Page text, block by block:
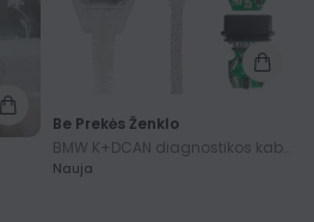
Be Prekės Ženklo
Nauja